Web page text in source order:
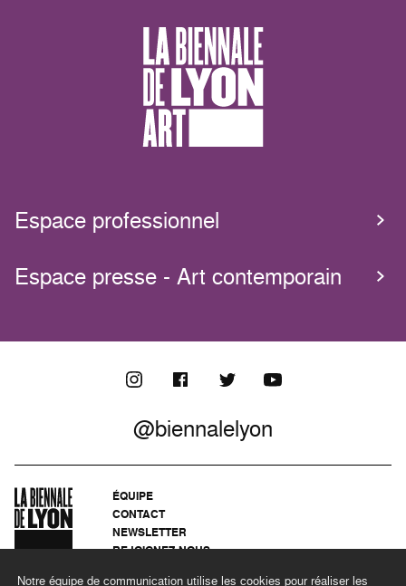
Notre équipe de communication utilise les cookies pour réaliser les
Espace professionnel
Espace presse - Art contemporain
@biennalelyon
ÉQUIPE
CONTACT
NEWSLETTER
REJOIGNEZ-NOUS